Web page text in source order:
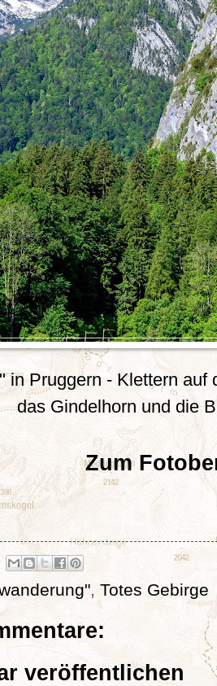
in Pruggern - Klettern auf
das Gindelhorn und die
Zum
, Totes Gebirge
veröffentlichen